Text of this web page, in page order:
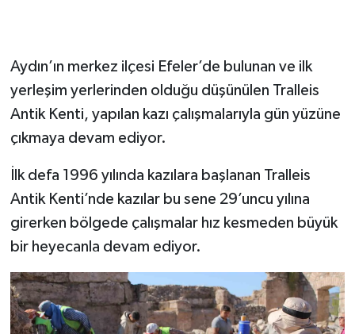
Aydın’ın merkez ilçesi Efeler’de bulunan ve ilk
yerleşim yerlerinden olduğu düşünülen Tralleis
Antik Kenti, yapılan kazı çalışmalarıyla gün yüzüne
çıkmaya devam ediyor.
İlk defa 1996 yılında kazılara başlanan Tralleis
Antik Kenti’nde kazılar bu sene 29’uncu yılına
girerken bölgede çalışmalar hız kesmeden büyük
bir heyecanla devam ediyor.